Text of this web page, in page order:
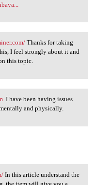
Thanks for taking
I feel strongly about it and
this topic.
I have
I have been having issues
and physically.
In this
In this article understand the